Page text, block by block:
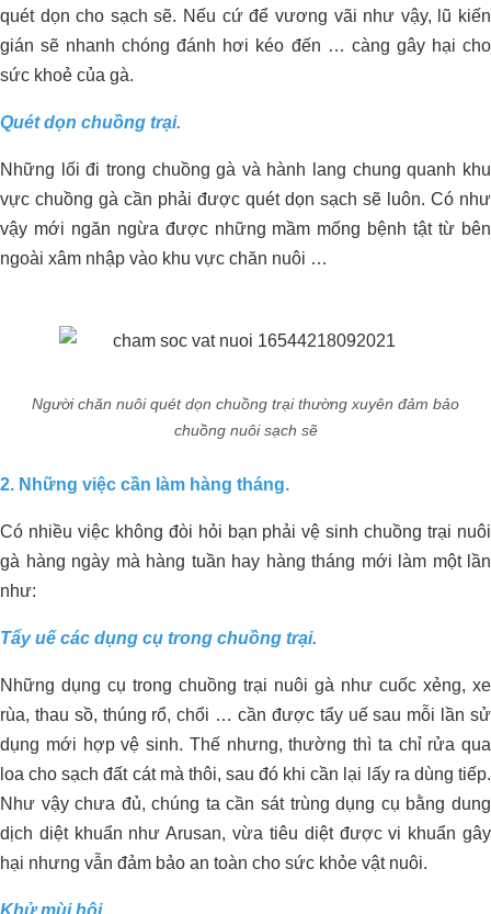
quét dọn cho sạch sẽ. Nếu cứ để vương vãi như vậy, lũ kiến
gián sẽ nhanh chóng đánh hơi kéo đến … càng gây hại cho
sức khoẻ của gà.
Quét dọn chuồng trại.
Những lối đi trong chuồng gà và hành lang chung quanh khu
vực chuồng gà cần phải được quét dọn sạch sẽ luôn. Có như
vậy mới ngăn ngừa được những mầm mống bệnh tật từ bên
ngoài xâm nhập vào khu vực chăn nuôi …
Người chăn nuôi quét dọn chuồng trại thường xuyên đảm bảo
chuồng nuôi sạch sẽ
2. Những việc cần làm hàng tháng.
Có nhiều việc không đòi hỏi bạn phải vệ sinh chuồng trại nuôi
gà hàng ngày mà hàng tuần hay hàng tháng mới làm một lần
như:
Tẩy uế các dụng cụ trong chuồng trại.
Những dụng cụ trong chuồng trại nuôi gà như cuốc xẻng, xe
rùa, thau sồ, thúng rổ, chổi … cần được tẩy uế sau mỗi lần sử
dụng mới hợp vệ sinh. Thế nhưng, thường thì ta chỉ rửa qua
loa cho sạch đất cát mà thôi, sau đó khi cần lại lấy ra dùng tiếp.
Như vậy chưa đủ, chúng ta cần sát trùng dụng cụ bằng dung
dịch diệt khuẩn như Arusan, vừa tiêu diệt được vi khuẩn gây
hại nhưng vẫn đảm bảo an toàn cho sức khỏe vật nuôi.
Khử mùi hôi.
Giải Pháp Xử Lý Mùi Hiệu Quả Cho
Trang Trại Bò Sữa CNC
ORGANIC CARBON ĐÃ CÓ MẶT
TẠI CHÂU PHI